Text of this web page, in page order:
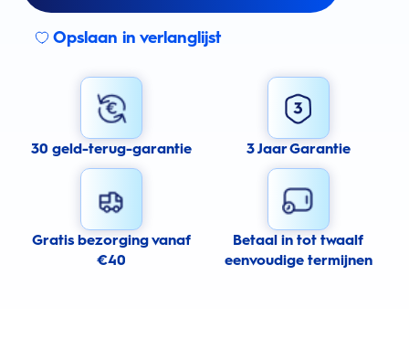
Opslaan in verlanglijst
30 geld-terug-garantie 3 Jaar Garantie
Gratis bezorging vanaf
€40
Betaal in tot twaalf
eenvoudige termijnen